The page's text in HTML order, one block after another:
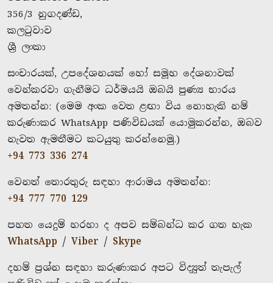
356/3 නුගදණ්ඩ,
කලටුවාව
ශ්‍රී ලංකා
සංචාරයක්, උපදේශනයක් හෝ සමූහ දේශනාවක්
වෙන්කරවා ගැනීමට ධර්මයයි ඔබයි පුණ්‍ය භාරය
අමතන්න: (මෙම අංක වෙත ළඟා විය නොහැකි නම්
කරුණාකර WhatsApp පණිවිඩයක් යොමුකරන්න, ඔබව
නැවත ඇමතීමට කටයුතු කරන්නෙමු.)
+94 773 336 274
වෙනත් තොරතුරු සඳහා ආරාමය අමතන්න:
+94 777 770 129
පහත යෙදුම් හරහා ද අපව සම්බන්ධ කර ගත හැක
WhatsApp / Viber / Skype
දහම් ප්‍රශ්න සඳහා කරුණාකර අපට විද්‍යුත් තැපැල්